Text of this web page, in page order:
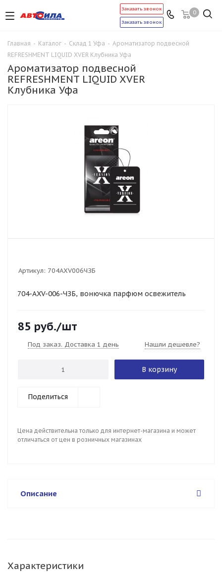
0
Заказать звонок
Заказать звонок
Главная - Каталог - Склад 1 Уфа - Ароматизатор подвесной
REFRESHMENT LIQUID XVER Клубника Уфа
Ароматизатор подвесной
REFRESHMENT LIQUID XVER
Клубника Уфа
Артикул: 704AXV006ЧЗБ
704-AXV-006-ЧЗБ, вонючка парфюм освежитель
85 руб./шт
Под заказ. Доставка 1 день Нашли дешевле?
В корзину
Поделиться
Цена действительна только для интернет-магазина и может
отличаться от цен в розничных магазинах
Описание
Характеристики